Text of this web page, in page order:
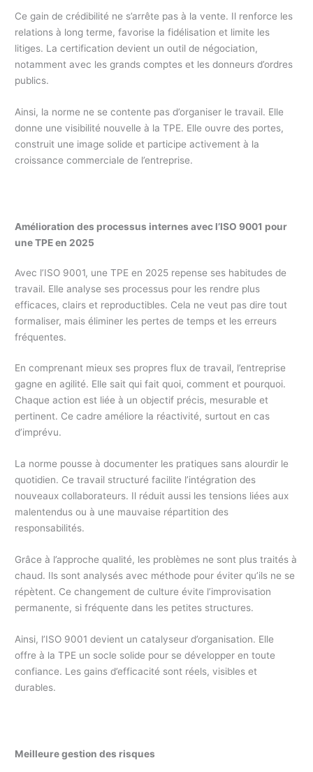
Ce gain de crédibilité ne s’arrête pas à la vente. Il renforce les
relations à long terme, favorise la fidélisation et limite les
litiges. La certification devient un outil de négociation,
notamment avec les grands comptes et les donneurs d’ordres
publics.
Ainsi, la norme ne se contente pas d’organiser le travail. Elle
donne une visibilité nouvelle à la TPE. Elle ouvre des portes,
construit une image solide et participe activement à la
croissance commerciale de l’entreprise.
Amélioration des processus internes avec l’ISO 9001 pour
une TPE en 2025
Avec l’ISO 9001, une TPE en 2025 repense ses habitudes de
travail. Elle analyse ses processus pour les rendre plus
efficaces, clairs et reproductibles. Cela ne veut pas dire tout
formaliser, mais éliminer les pertes de temps et les erreurs
fréquentes.
En comprenant mieux ses propres flux de travail, l’entreprise
gagne en agilité. Elle sait qui fait quoi, comment et pourquoi.
Chaque action est liée à un objectif précis, mesurable et
pertinent. Ce cadre améliore la réactivité, surtout en cas
d’imprévu.
La norme pousse à documenter les pratiques sans alourdir le
quotidien. Ce travail structuré facilite l’intégration des
nouveaux collaborateurs. Il réduit aussi les tensions liées aux
malentendus ou à une mauvaise répartition des
responsabilités.
Grâce à l’approche qualité, les problèmes ne sont plus traités à
chaud. Ils sont analysés avec méthode pour éviter qu’ils ne se
répètent. Ce changement de culture évite l’improvisation
permanente, si fréquente dans les petites structures.
Ainsi, l’ISO 9001 devient un catalyseur d’organisation. Elle
offre à la TPE un socle solide pour se développer en toute
confiance. Les gains d’efficacité sont réels, visibles et
durables.
Meilleure gestion des risques